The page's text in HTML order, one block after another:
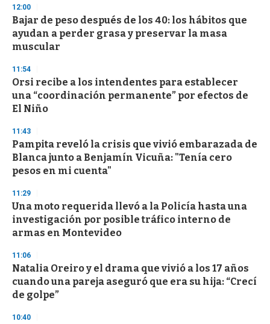
s
e
c
o
n
12:00
Bajar de peso después de los 40: los hábitos que
ayudan a perder grasa y preservar la masa
muscular
11:54
Orsi recibe a los intendentes para establecer
una “coordinación permanente” por efectos de
El Niño
11:43
Pampita reveló la crisis que vivió embarazada de
Blanca junto a Benjamín Vicuña: "Tenía cero
pesos en mi cuenta"
11:29
Una moto requerida llevó a la Policía hasta una
investigación por posible tráfico interno de
armas en Montevideo
11:06
Natalia Oreiro y el drama que vivió a los 17 años
cuando una pareja aseguró que era su hija: “Crecí
de golpe”
10:40